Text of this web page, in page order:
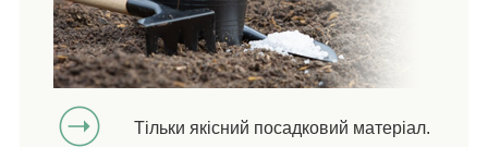
Тільки якісний посадковий матеріал.